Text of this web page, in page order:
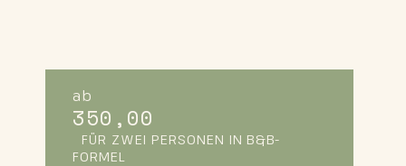
ab
350,00
FÜR ZWEI PERSONEN IN B&B-
FORMEL